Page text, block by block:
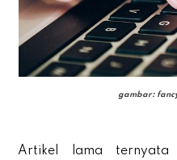
gambar:
Artikel lama ternyata